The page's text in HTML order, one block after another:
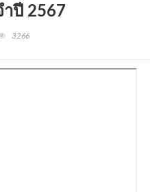
ำปี 2567
3266